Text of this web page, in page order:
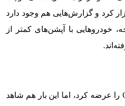
کرد و گزارش‌هایی هم وجود دارد
خودروهایی با آپشن‌های کمتر از
سپس در ادامه مدل ۲۰۲۵ Q4 را عرضه کرد، اما این بار هم شاهد